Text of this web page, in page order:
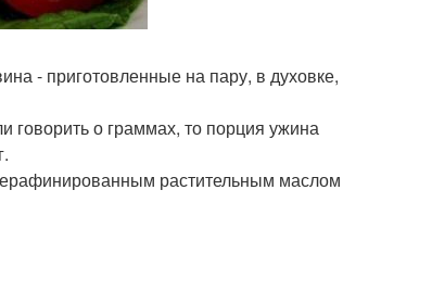
- приготовленные на пару, в духовке,
говорить о граммах, то порция ужина
растительным маслом